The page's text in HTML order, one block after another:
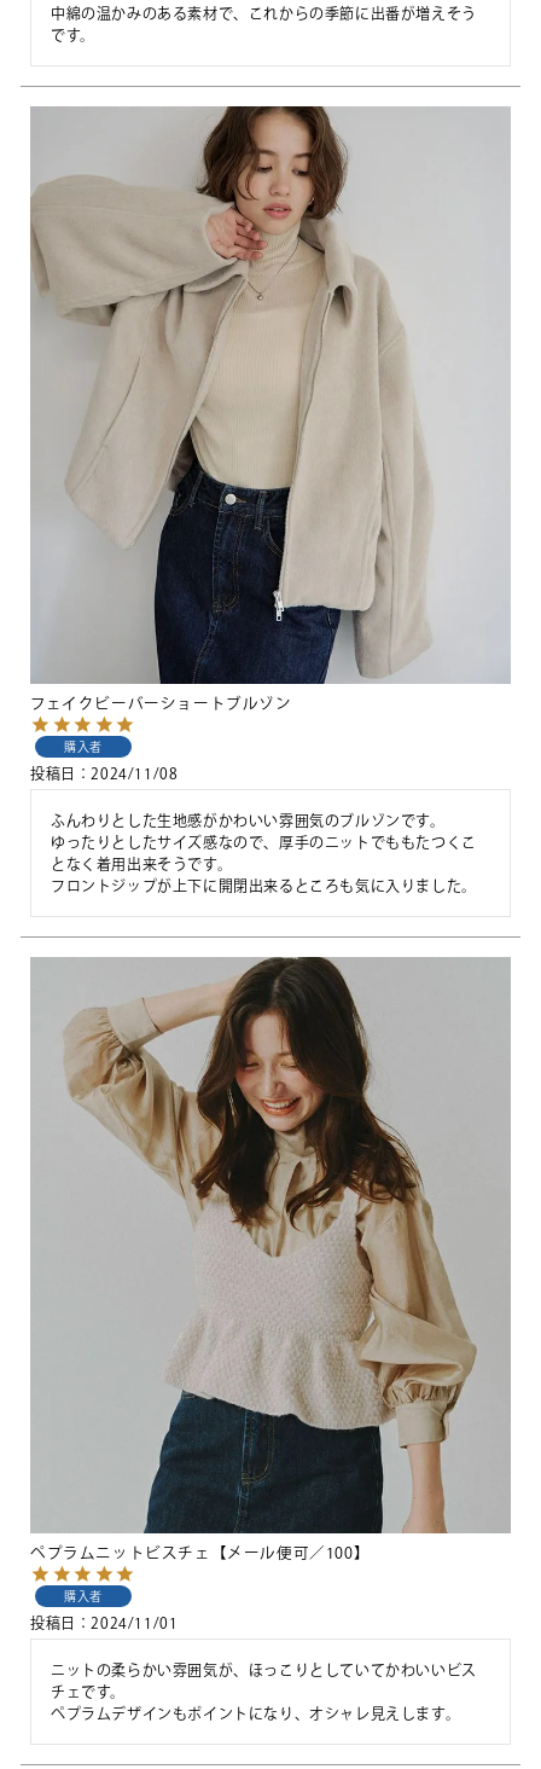
中綿の温かみのある素材で、これからの季節に出番が増えそう
です。
フェイクビーバーショートブルゾン
購入者
投稿日 2024/11/08
ふんわりとした生地感がかわいい雰囲気のブルゾンです。
ゆったりとしたサイズ感なので、厚手のニットでももたつくこ
となく着用出来そうです。
フロントジップが上下に開閉出来るところも気に入りました。
ペプラムニットビスチェ【メール便可／100】
購入者
投稿日 2024/11/01
ニットの柔らかい雰囲気が、ほっこりとしていてかわいいビス
チェです。
ペプラムデザインもポイントになり、オシャレ見えします。